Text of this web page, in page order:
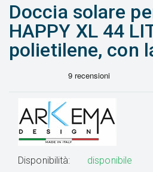
Doccia solare
HAPPY XL 44
polietilene, con
Disponibilità:
disponibile